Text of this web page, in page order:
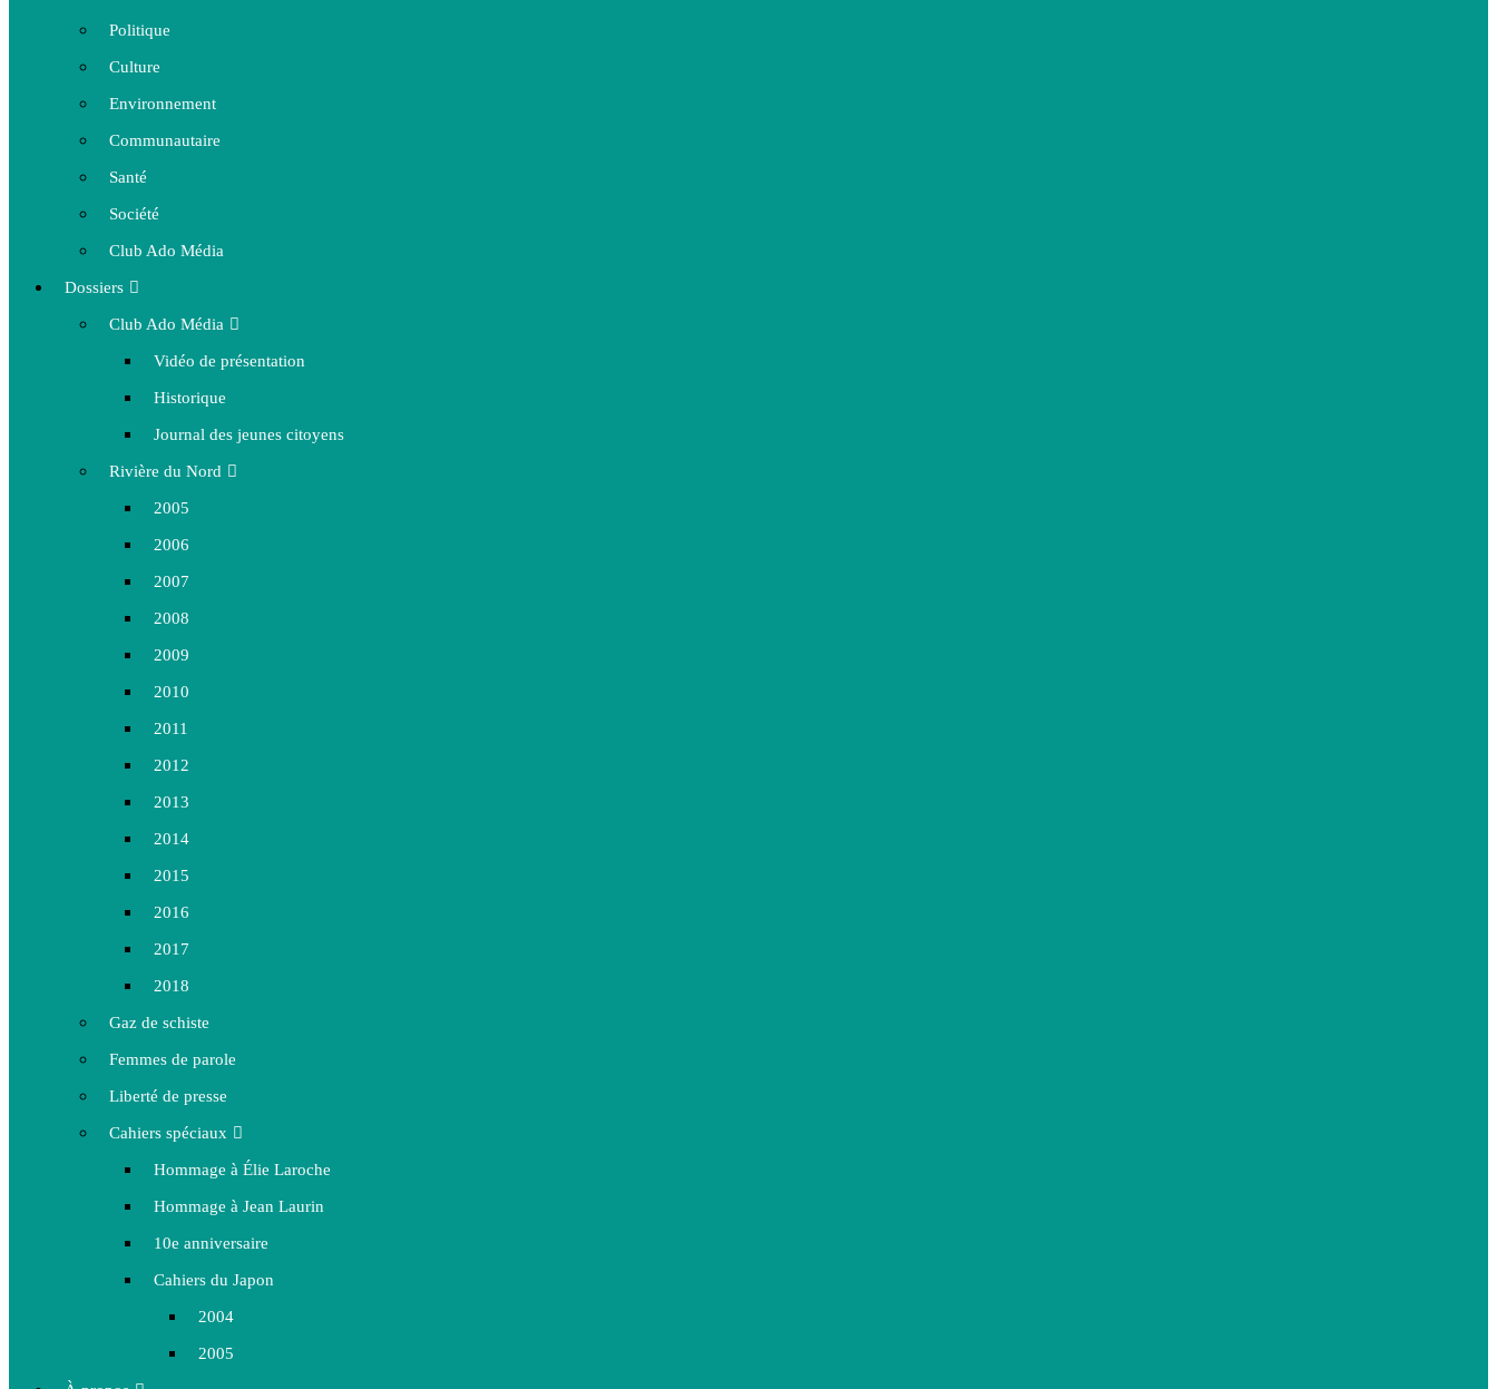
Politique
Culture
Environnement
Communautaire
Santé
Société
Club Ado Média
Dossiers
Club Ado Média
Vidéo de présentation
Historique
Journal des jeunes citoyens
Rivière du Nord
2005
2006
2007
2008
2009
2010
2011
2012
2013
2014
2015
2016
2017
2018
Gaz de schiste
Femmes de parole
Liberté de presse
Cahiers spéciaux
Hommage à Élie Laroche
Hommage à Jean Laurin
10e anniversaire
Cahiers du Japon
2004
2005